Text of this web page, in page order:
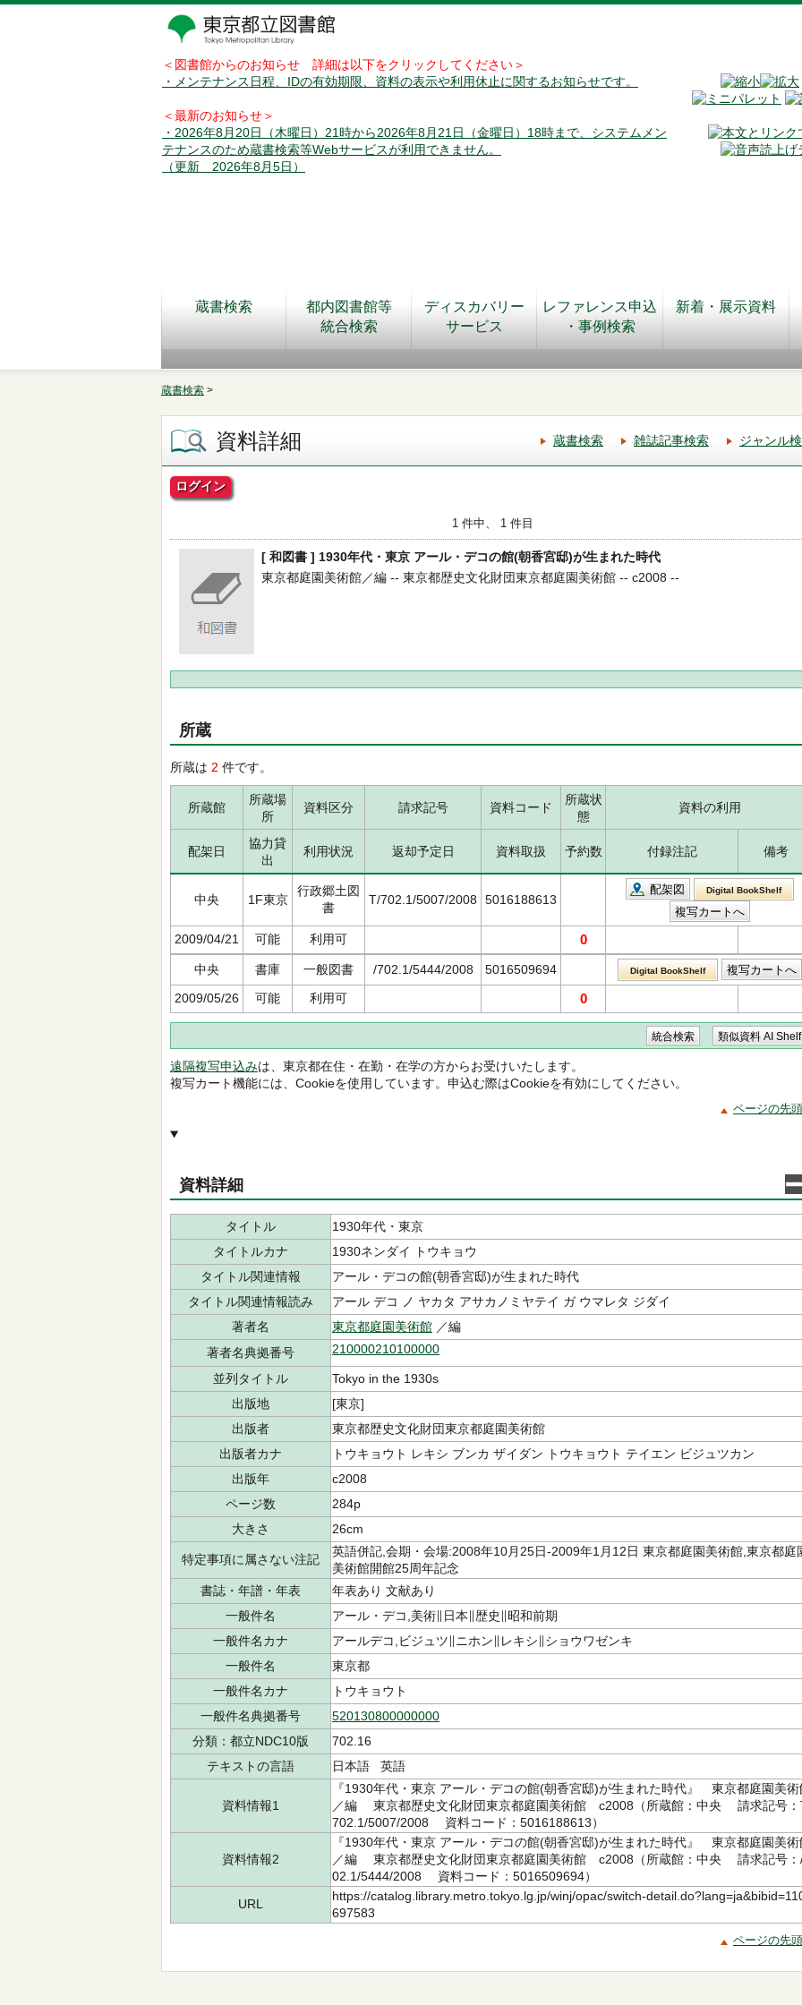
＜図書館からのお知らせ 詳細は以下をクリックしてください＞
・メンテナンス日程、IDの有効期限、資料の表示や利用休止に関するお知らせです。
＜最新のお知らせ＞
・2026年8月20日（木曜日）21時から2026年8月21日（金曜日）18時まで、システムメン
テナンスのため蔵書検索等Webサービスが利用できません。
（更新 2026年8月5日）
蔵書検索
都内図書館等
統合検索
ディスカバリー
サービス
レファレンス申込
・事例検索
新着・展示資料
蔵書検索 >
資料詳細 蔵書検索 雑誌記事検索 ジャンル
ログイン
1 件中、 1 件目
[ 和図書 ] 1930年代・東京 アール・デコの館(朝香宮邸)が生まれた時代
東京都庭園美術館／編 -- 東京都歴史文化財団東京都庭園美術館 -- c2008 --
所蔵
所蔵は 2 件です。
所蔵館
所蔵場
所
資料区分 請求記号 資料コード
所蔵状
態
資料の利用
配架日
協力貸
出
利用状況 返却予定日 資料取扱 予約数 付録注記 備考
中央 1F東京
行政郷土図
書
T/702.1/5007/2008 5016188613
配架図 Digital BookShelf
2009/04/21 可能 利用可 0
中央 書庫 一般図書 /702.1/5444/2008 5016509694 Digital BookShelf
2009/05/26 可能 利用可 0
遠隔複写申込みは、東京都在住・在勤・在学の方からお受けいたします。
複写カート機能には、Cookieを使用しています。申込む際はCookieを有効にしてください。
ページの先
資料詳細
タイトル
1930年代・東京
タイトルカナ
1930ネンダイ トウキョウ
タイトル関連情報
アール・デコの館(朝香宮邸)が生まれた時代
タイトル関連情報読み
アール デコ ノ ヤカタ アサカノミヤテイ ガ ウマレタ ジダイ
著者名
東京都庭園美術館 ／編
著者名典拠番号
210000210100000
並列タイトル
Tokyo in the 1930s
出版地
[東京]
出版者
東京都歴史文化財団東京都庭園美術館
出版者カナ
トウキョウト レキシ ブンカ ザイダン トウキョウト テイエン ビジュツカン
出版年
c2008
ページ数
284p
大きさ
26cm
特定事項に属さない注記
英語併記,会期・会場:2008年10月25日-2009年1月12日 東京都庭園美術館,東京都庭
美術館開館25周年記念
書誌・年譜・年表
年表あり 文献あり
一般件名
アール・デコ,美術∥日本∥歴史∥昭和前期
一般件名カナ
アールデコ,ビジュツ∥ニホン∥レキシ∥ショウワゼンキ
一般件名
東京都
一般件名カナ
トウキョウト
一般件名典拠番号
520130800000000
分類：都立NDC10版
702.16
テキストの言語
日本語 英語
資料情報1
『1930年代・東京 アール・デコの館(朝香宮邸)が生まれた時代』 東京都庭園美術
／編 東京都歴史文化財団東京都庭園美術館 c2008（所蔵館：中央 請求記号
702.1/5007/2008 資料コード：5016188613）
資料情報2
『1930年代・東京 アール・デコの館(朝香宮邸)が生まれた時代』 東京都庭園美術
／編 東京都歴史文化財団東京都庭園美術館 c2008（所蔵館：中央 請求記号：
02.1/5444/2008 資料コード：5016509694）
URL
https://catalog.library.metro.tokyo.lg.jp/winj/opac/switch-
697583
ページの先